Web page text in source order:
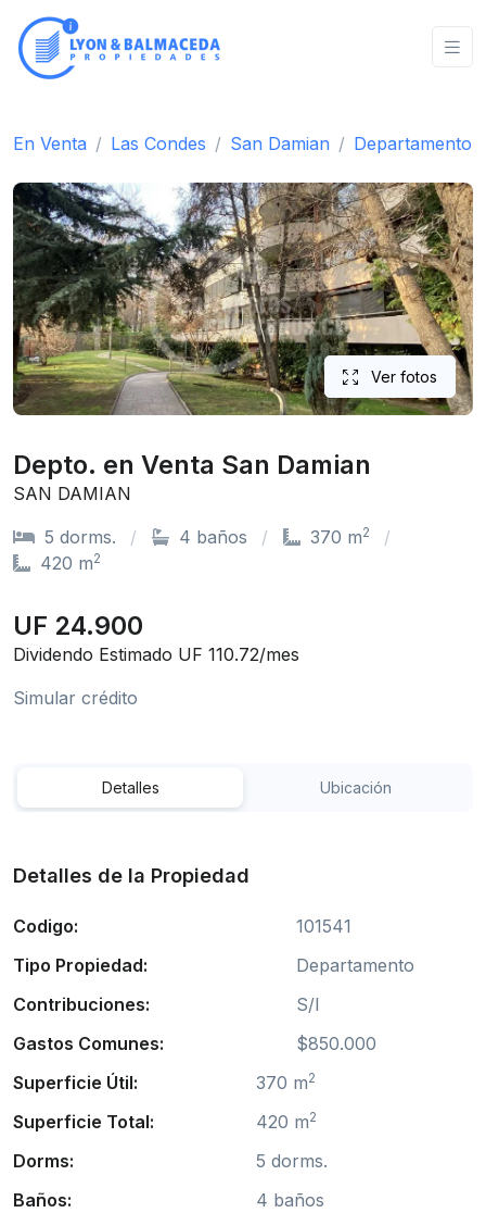
En Venta Las Condes San Damian Departamento
Ver fotos
Depto. en Venta San Damian
SAN DAMIAN
5 dorms.
4 baños 370 m2
420 m2
UF 24.900
Dividendo Estimado UF 110.72/mes
Simular crédito
Detalles Ubicación
Detalles de la Propiedad
Codigo:
101541
Tipo Propiedad:
Departamento
Contribuciones:
S/I
Gastos Comunes:
$850.000
Superficie Útil:
370 m2
Superficie Total: 420 m2
Dorms:
5 dorms.
Baños:
4 baños